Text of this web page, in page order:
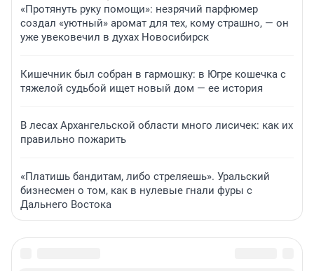
«Протянуть руку помощи»: незрячий парфюмер
создал «уютный» аромат для тех, кому страшно, — он
уже увековечил в духах Новосибирск
Кишечник был собран в гармошку: в Югре кошечка с
тяжелой судьбой ищет новый дом — ее история
В лесах Архангельской области много лисичек: как их
правильно пожарить
«Платишь бандитам, либо стреляешь». Уральский
бизнесмен о том, как в нулевые гнали фуры с
Дальнего Востока